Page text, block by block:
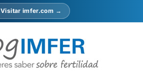
Visitar imfer.com →